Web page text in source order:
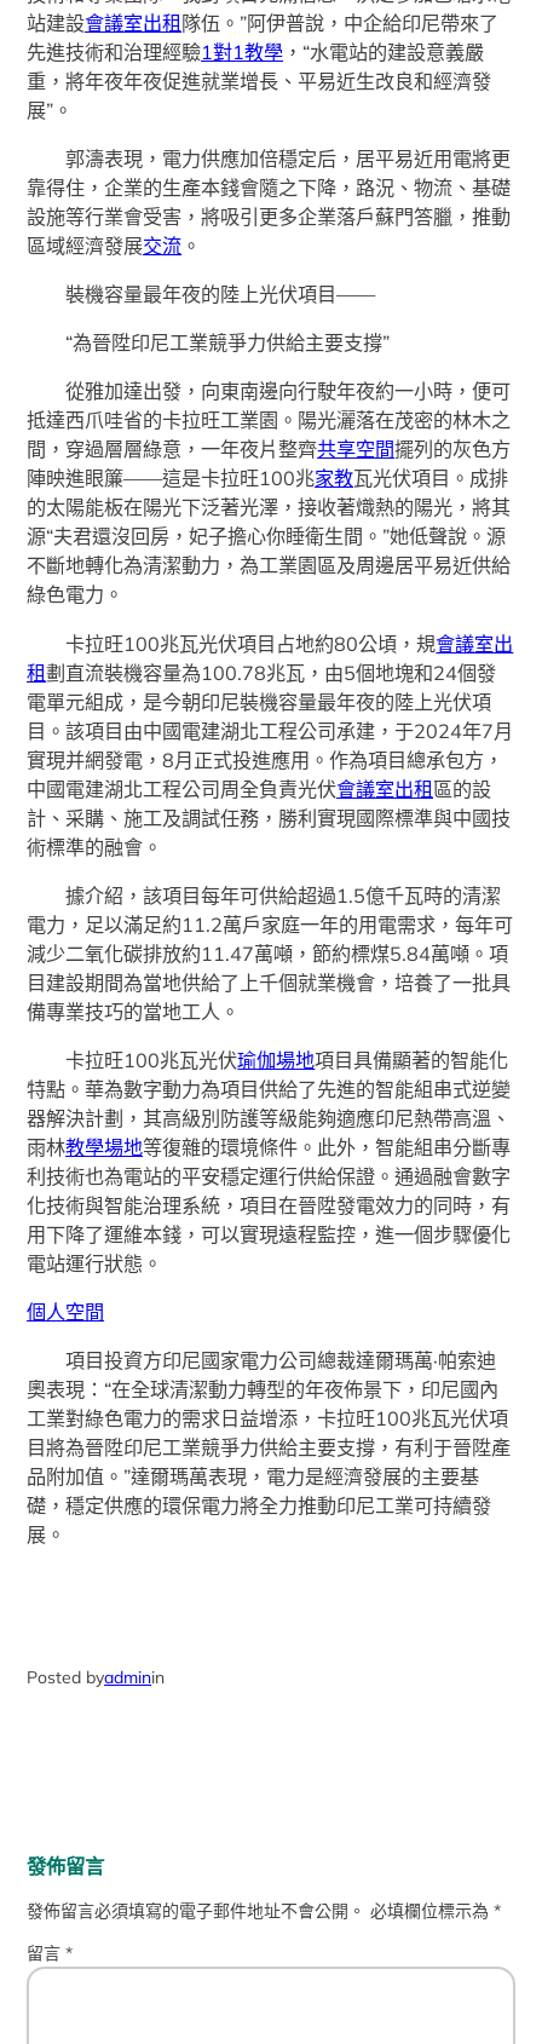
站建設會議室出租隊伍。”阿伊普說，中企給印尼帶來了
先進技術和治理經驗1對1教學 ，“水電站的建設意義嚴
重，將年夜年夜促進就業增長、平易近生改良和經濟發
展”。
郭濤表現，電力供應加倍穩定后，居平易近用電將更
靠得住，企業的生產本錢會隨之下降，路況、物流、基礎
設施等行業會受害，將吸引更多企業落戶蘇門答臘，推動
區域經濟發展交流 。
裝機容量最年夜的陸上光伏項目——
“為晉陞印尼工業競爭力供給主要支撐”
從雅加達出發，向東南邊向行駛年夜約一小時，便可
抵達西爪哇省的卡拉旺工業園。陽光灑落在茂密的林木之
間，穿過層層綠意，一年夜片整齊共享空間擺列的灰色方
陣映進眼簾——這是卡拉旺100兆家教瓦光伏項目。成排
的太陽能板在陽光下泛著光澤，接收著熾熱的陽光，將其
源“夫君還沒回房，妃子擔心你睡衛生間。”她低聲說。源
不斷地轉化為清潔動力，為工業園區及周邊居平易近供給
綠色電力。
卡拉旺100兆瓦光伏項目占地約80公頃，規會議室出
租劃直流裝機容量為100.78兆瓦，由5個地塊和24個發
電單元組成，是今朝印尼裝機容量最年夜的陸上光伏項
目。該項目由中國電建湖北工程公司承建，于2024年7月
實現并網發電，8月正式投進應用。作為項目總承包方，
中國電建湖北工程公司周全負責光伏會議室出租區的設
計、采購、施工及調試任務，勝利實現國際標準與中國技
術標準的融會。
據介紹，該項目每年可供給超過1.5億千瓦時的清潔
電力，足以滿足約11.2萬戶家庭一年的用電需求，每年可
減少二氧化碳排放約11.47萬噸，節約標煤5.84萬噸。項
目建設期間為當地供給了上千個就業機會，培養了一批具
備專業技巧的當地工人。
卡拉旺100兆瓦光伏瑜伽場地項目具備顯著的智能化
特點。華為數字動力為項目供給了先進的智能組串式逆變
器解決計劃，其高級別防護等級能夠適應印尼熱帶高溫、
雨林教學場地等復雜的環境條件。此外，智能組串分斷專
利技術也為電站的平安穩定運行供給保證。通過融會數字
化技術與智能治理系統，項目在晉陞發電效力的同時，有
用下降了運維本錢，可以實現遠程監控，進一個步驟優化
電站運行狀態。
個人空間
項目投資方印尼國家電力公司總裁達爾瑪萬·帕索迪
奧表現：“在全球清潔動力轉型的年夜佈景下，印尼國內
工業對綠色電力的需求日益增添，卡拉旺100兆瓦光伏項
目將為晉陞印尼工業競爭力供給主要支撐，有利于晉陞產
品附加值。”達爾瑪萬表現，電力是經濟發展的主要基
礎，穩定供應的環保電力將全力推動印尼工業可持續發
展。
Posted byadminin
發佈留言
發佈留言必須填寫的電子郵件地址不會公開。 必填欄位標示為*
留言*